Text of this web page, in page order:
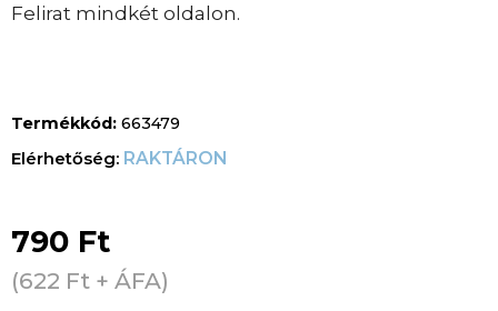
Felirat mindkét oldalon.
Termékkód: 663479
RAKTÁRON
790 Ft
(622 Ft + ÁFA)